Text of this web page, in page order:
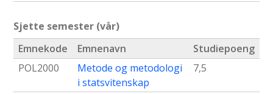
Sjette semester (vår)
Emnekode
Emnenavn
Studiepoeng
POL2000
Metode og metodologi
i statsvitenskap
7,5